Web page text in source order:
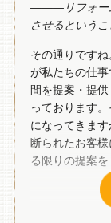
―――リフォー
させるというこ
その通りです
が私たちの仕
間を提案・提
っております
になってきま
断られたお客
る限りの提案を